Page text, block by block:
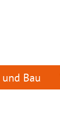
Bau